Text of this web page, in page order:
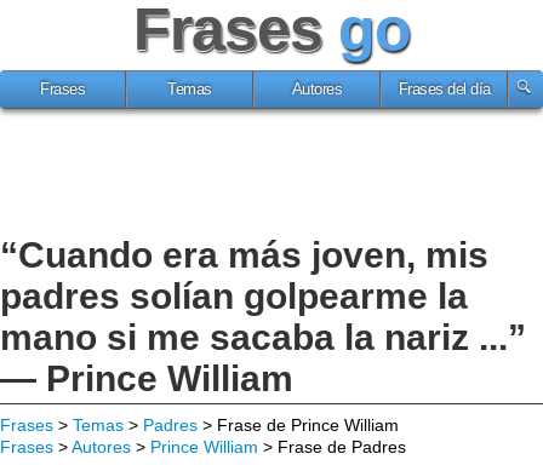
Frases go
Frases Temas Autores Frases del día
“Cuando era más joven, mis
padres solían golpearme la
mano si me sacaba la nariz ...”
— Prince William
Frases > Temas > Padres > Frase de Prince William
Frases >Autores > Prince William > Frase de Padres